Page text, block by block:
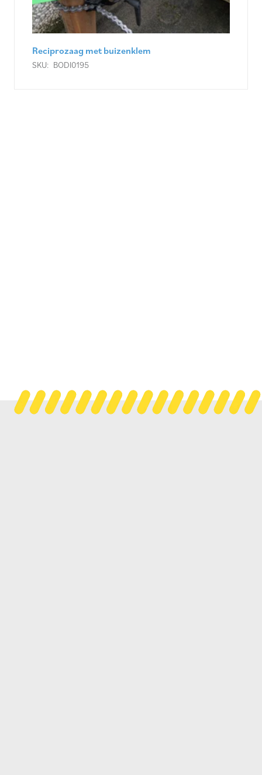
Reciprozaagblad metaal 225 mm (5 stuks)
SKU: ZZHI0560